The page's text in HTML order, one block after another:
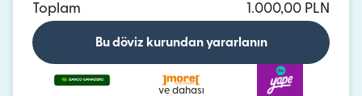
Toplam
1.000,00 PLN
Bu döviz kurundan yararlanın
ve dahası